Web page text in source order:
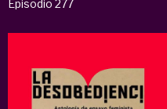
Episodio 277